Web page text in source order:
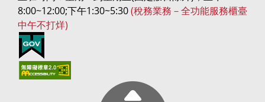
8:00~12:00;下午1:30~5:30(稅務業務－全功能服務櫃臺
中午不打烊)